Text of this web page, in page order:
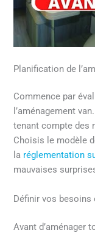
Planification de
Commence par
l’aménagement
tenant compte des
Choisis le modèle
la réglementation
mauvaises
Définir vos besoins
Avant d’aménager